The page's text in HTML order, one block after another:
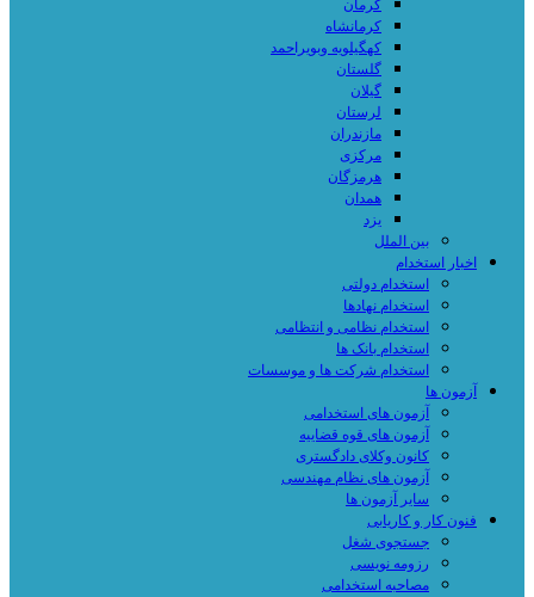
کرمان
کرمانشاه
کهگیلویه وبویراحمد
گلستان
گیلان
لرستان
مازندران
مرکزی
هرمزگان
همدان
یزد
بین الملل
اخبار استخدام
استخدام دولتی
استخدام نهادها
استخدام نظامی و انتظامی
استخدام بانک ها
استخدام شرکت ها و موسسات
آزمون ها
آزمون های استخدامی
آزمون های قوه قضاییه
کانون وکلای دادگستری
آزمون های نظام مهندسی
سایر آزمون ها
فنون کار و کاریابی
جستجوی شغل
رزومه نویسی
مصاحبه استخدامی